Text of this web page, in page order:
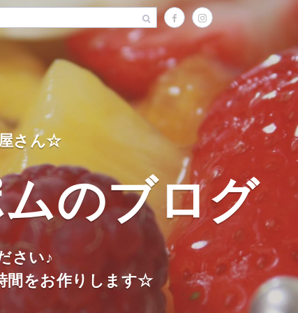
さん☆
のブログ
さい♪
間をお作りします☆